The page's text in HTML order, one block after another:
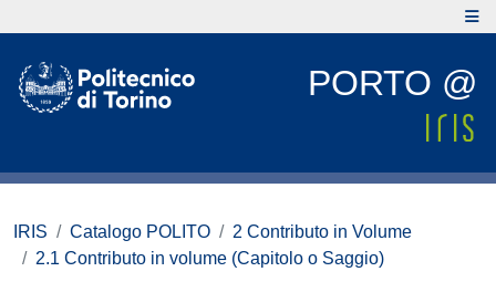
PORTO @
IRIS Catalogo POLITO
2 Contributo in Volume
2.1 Contributo in volume (Capitolo o Saggio)